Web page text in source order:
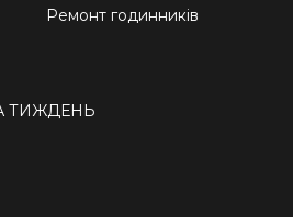
Ремонт годинників
ТИЖДЕНЬ